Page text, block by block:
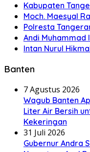
Kabupaten
Moch. Maesyal
Polresta
Andi Muhammad
Intan Nurul
Banten
7 Agustus 2026
Wagub Banten
Liter Air Bersih
Kekeringan
31 Juli 2026
Gubernur Andra